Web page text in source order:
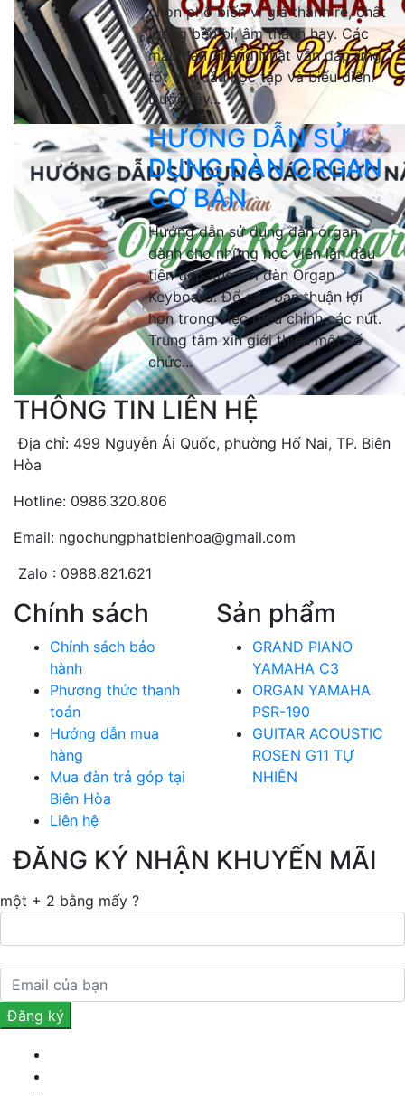
chọn phổ biến vì giá thành rẻ, chất
lượng bền bỉ, âm thanh hay. Các
mẫu đàn 2hand Nhật vẫn đáp ứng
tốt nhu cầu học tập và biểu diễn.
Dưới đây...
HƯỚNG DẪN SỬ
DỤNG ĐÀN ORGAN
CƠ BẢN
Hướng dẫn sử dụng đàn organ
dành cho những học viên lần đầu
tiên tiếp xúc với đàn Organ
Keyboard. Để các bạn thuận lợi
hơn trong việc điều chỉnh các nút.
Trung tâm xin giới thiệu một số
chức...
THÔNG TIN LIÊN HỆ
Địa chỉ: 499 Nguyễn Ái Quốc, phường Hố Nai, TP. Biên
Hòa
Hotline: 0986.320.806
Email: ngochungphatbienhoa@gmail.com
Zalo : 0988.821.621
Chính sách
Chính sách bảo
hành
Phương thức thanh
toán
Hướng dẫn mua
hàng
Mua đàn trả góp tại
Biên Hòa
Liên hệ
Sản phẩm
GRAND PIANO
YAMAHA C3
ORGAN YAMAHA
PSR-190
GUITAR ACOUSTIC
ROSEN G11 TỰ
NHIÊN
ĐĂNG KÝ NHẬN KHUYẾN MÃI
một + 2 bằng mấy ?